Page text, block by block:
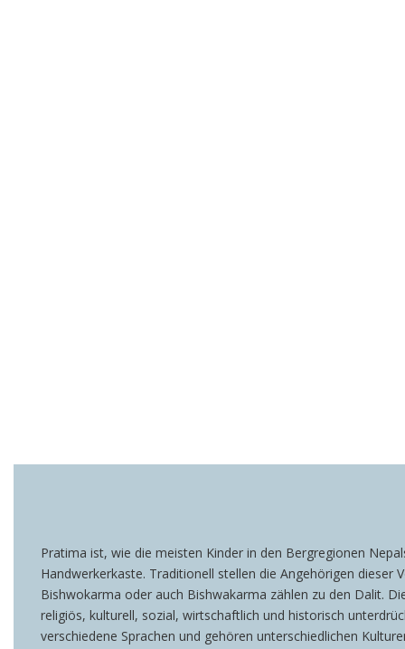
Pratima ist, wie die meisten Kinder in den Bergregionen
Handwerkerkaste. Traditionell stellen die Angehörigen dieser
Bishwokarma oder auch Bishwakarma zählen zu den Dalit.
religiös, kulturell, sozial, wirtschaftlich und historisch
verschiedene Sprachen und gehören unterschiedlichen